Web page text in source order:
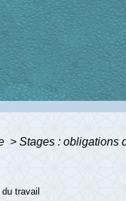
> Stages : obligations
travail